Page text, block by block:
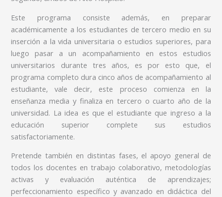
Este programa consiste además, en preparar
académicamente a los estudiantes de tercero medio en su
inserción a la vida universitaria o estudios superiores, para
luego pasar a un acompañamiento en estos estudios
universitarios durante tres años, es por esto que, el
programa completo dura cinco años de acompañamiento al
estudiante, vale decir, este proceso comienza en la
enseñanza media y finaliza en tercero o cuarto año de la
universidad. La idea es que el estudiante que ingreso a la
educación superior complete sus estudios
satisfactoriamente.
Pretende también en distintas fases, el apoyo general de
todos los docentes en trabajo colaborativo, metodologías
activas y evaluación auténtica de aprendizajes;
perfeccionamiento específico y avanzado en didáctica del